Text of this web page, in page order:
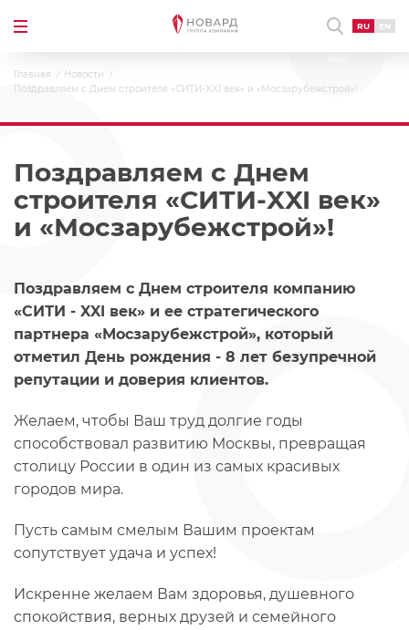
RU EN
Главная
Новости
Поздравляем с Днем строителя «СИТИ-XXI век» и «Мосзарубежстрой»!
Поздравляем с Днем
строителя «СИТИ-XXI век»
и «Мосзарубежстрой»!
Поздравляем с Днем строителя компанию
«СИТИ - XXI век» и ее стратегического
партнера «Мосзарубежстрой», который
отметил День рождения - 8 лет безупречной
репутации и доверия клиентов.
Желаем, чтобы Ваш труд долгие годы
способствовал развитию Москвы, превращая
столицу России в один из самых красивых
городов мира.
Пусть самым смелым Вашим проектам
сопутствует удача и успех!
Искренне желаем Вам здоровья, душевного
спокойствия, верных друзей и семейного